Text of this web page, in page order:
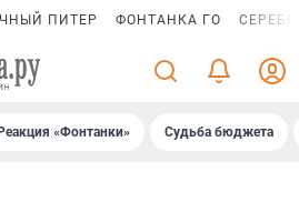
ПИТЕР ФОНТАНКА ГО
Реакция «Фонтанки» Судьба бюджета